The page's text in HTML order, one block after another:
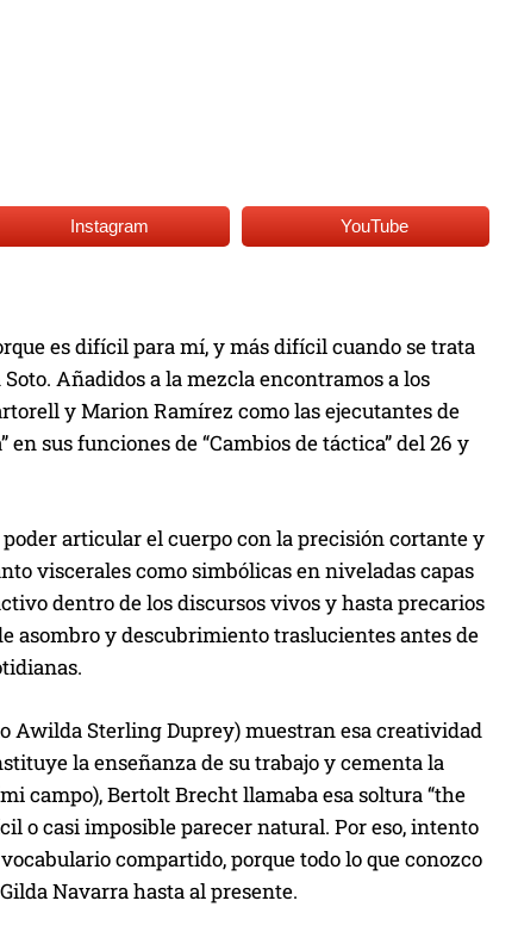
Instagram YouTube
es difícil para mí, y más difícil cuando se trata
Añadidos a la mezcla encontramos a los
y Marion Ramírez como las ejecutantes de
sus funciones de “Cambios de táctica” del 26 y
articular el cuerpo con la precisión cortante y
viscerales como simbólicas en niveladas capas
dentro de los discursos vivos y hasta precarios
asombro y descubrimiento traslucientes antes de
Awilda Sterling Duprey) muestran esa creatividad
la enseñanza de su trabajo y cementa la
campo), Bertolt Brecht llamaba esa soltura “the
o casi imposible parecer natural. Por eso, intento
compartido, porque todo lo que conozco
Navarra hasta al presente.